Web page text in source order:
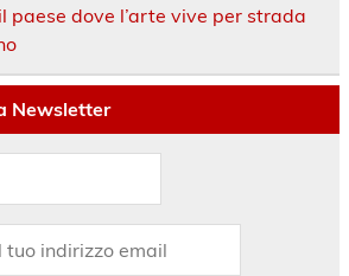
paese dove l’arte vive per strada
Newsletter